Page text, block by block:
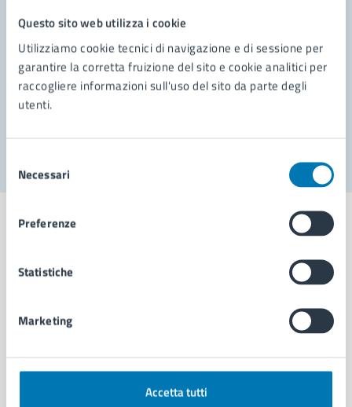
Questo sito web utilizza i cookie
Utilizziamo cookie tecnici di navigazione e di sessione per
garantire la corretta fruizione del sito e cookie analitici per
raccogliere informazioni sull'uso del sito da parte degli
utenti.
delNecessari
Preferenze
Statistiche
Marketing
Accetta tutti
Richiedi assistenza
Prenota appuntamento
Problemi in città
Comune di Napoli
AMMINISTRAZIONE
Organi di governo